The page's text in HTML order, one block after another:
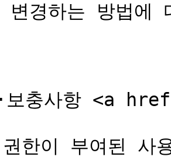
변경하는 방법에
보충사항 <a
한이 부여된 사